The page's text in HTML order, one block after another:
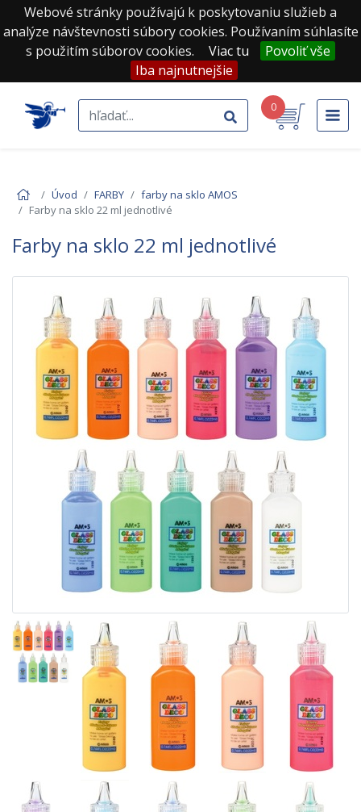
Webové stránky používajú k poskytovaniu služieb a
analýze návštevnosti súbory cookies. Používaním súhlasíte
s použitím súborov cookies.
Viac tu
Povoliť vše
Iba najnutnejšie
0
Úvod FARBY
farby na sklo AMOS
Farby na sklo 22 ml jednotlivé
Farby na sklo 22 ml jednotlivé